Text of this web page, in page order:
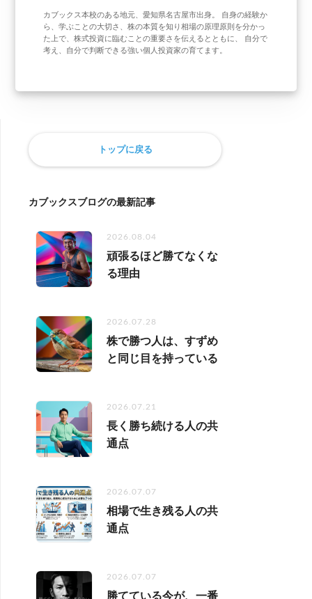
カブックス本校のある地元、愛知県名古屋市出身。 自身の経験か
ら、学ぶことの大切さ、株の本質を知り相場の原理原則を分かっ
た上で、株式投資に臨むことの重要さを伝えるとともに、 自分で
考え、自分で判断できる強い個人投資家の育てます。
トップに戻る
カブックスブログの最新記事
2026.08.04
頑張るほど勝てなくな
る理由
2026.07.28
株で勝つ人は、すずめ
と同じ目を持っている
2026.07.21
長く勝ち続ける人の共
通点
2026.07.07
相場で生き残る人の共
通点
2026.07.07
勝てている今が、一番